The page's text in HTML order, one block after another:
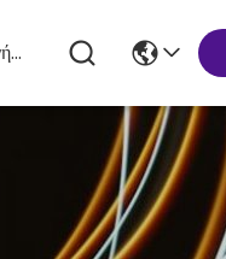
Επικοινωνήστε Μαζί Μας